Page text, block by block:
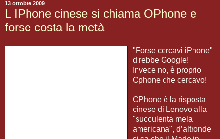
13 ottobre 2009
L IPhone cinese si chiama OPhone e
forse costa la metà
"Forse cercavi iPhone"
direbbe Google!
Invece no, è proprio
Ophone che cercavo!
OPhone è la risposta
cinese di Lenovo alla
"succulenta mela
americana", d’altronde